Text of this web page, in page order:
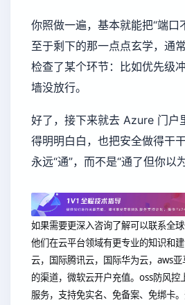
你照做一遍，基本就能把“端口
至于剩下的那一点点玄学，通
检查了某个环节：比如优先级
墙没放行。
好了，接下来就去 Azure 门户
得明明白白，也把安全做得干
永远“通”，而不是“通了但你以为
如果需要更深入咨询了解可以联系全
他们在云平台领域有更专业的知识和
云，国际腾讯云，国际华为云，aws
的渠道，微软云开户充值。oss防风控
服务，支持免实名、免备案、免绑卡